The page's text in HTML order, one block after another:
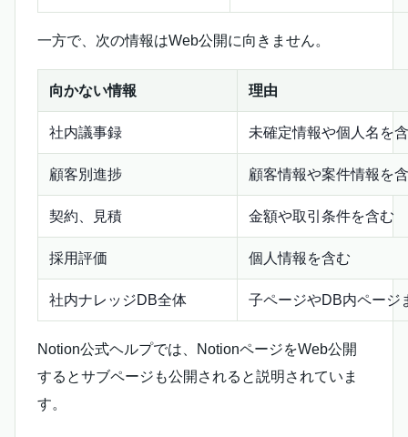
一方で、次の情報はWeb公開に向きません。
向かない情報 理由
社内議事録 未確定情報や個人名を
顧客別進捗 顧客情報や案件情報を
契約、見積 金額や取引条件を含む
採用評価 個人情報を含む
社内ナレッジDB全体 子ページやDB内ページ
Notion公式ヘルプでは、NotionページをWeb公開
するとサブページも公開されると説明されていま
す。